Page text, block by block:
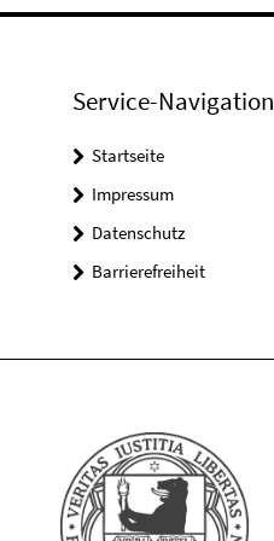
Service-Navigation
Startseite
Impressum
Datenschutz
Barrierefreiheit